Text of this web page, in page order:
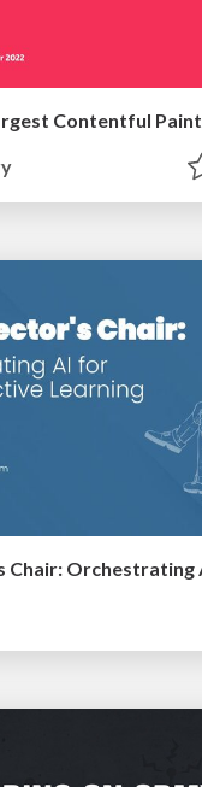
Contentful Paint